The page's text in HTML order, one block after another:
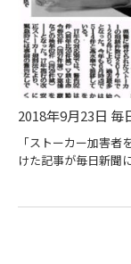
2018年9月23日 毎
「ストーカー加害
けた記事が毎日新聞